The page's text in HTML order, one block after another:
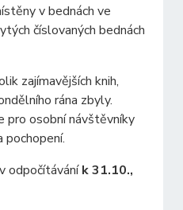
v bednách ve
číslovaných bednách
zajímavějších knih,
rána zbyly.
pro osobní návštěvníky
pochopení.
odpočítáváník 31.10.,